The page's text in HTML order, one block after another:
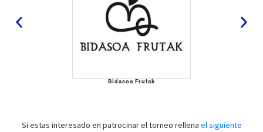
Bidasoa Frutak
Si estas interesado en patrocinar el torneo rellena el siguiente